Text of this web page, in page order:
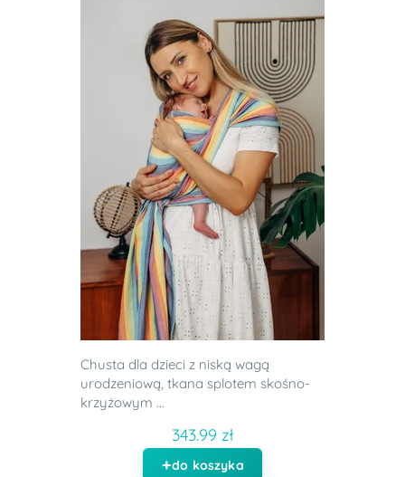
Chusta dla dzieci z niską wagą
urodzeniową, tkana splotem skośno-
krzyżowym ...
343.99 zł
do koszyka